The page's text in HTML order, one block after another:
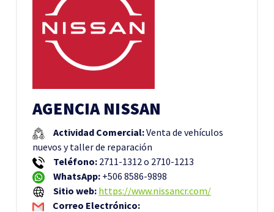
AGENCIA NISSAN
Actividad Comercial:Venta de vehículos
nuevos y taller de reparación
Teléfono: 2711-1312 o 2710-1213
WhatsApp: +506 8586-9898
Sitio web: https://www.nissancr.com/
Correo Electrónico: